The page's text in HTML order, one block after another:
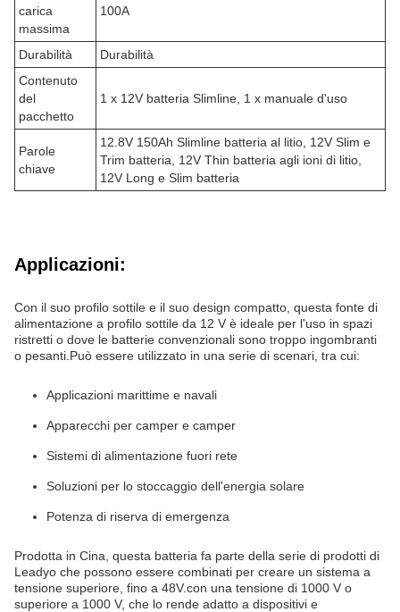
carica
massima
100A
Durabilità
Durabilità
Contenuto
del
pacchetto
1 x 12V batteria Slimline, 1 x manuale d'uso
Parole
chiave
12.8V 150Ah Slimline batteria al litio, 12V Slim e
Trim batteria, 12V Thin batteria agli ioni di litio,
12V Long e Slim batteria
Applicazioni:
Con il suo profilo sottile e il suo design compatto, questa fonte di
alimentazione a profilo sottile da 12 V è ideale per l'uso in spazi
ristretti o dove le batterie convenzionali sono troppo ingombranti
o pesanti.Può essere utilizzato in una serie di scenari, tra cui:
Applicazioni marittime e navali
Apparecchi per camper e camper
Sistemi di alimentazione fuori rete
Soluzioni per lo stoccaggio dell'energia solare
Potenza di riserva di emergenza
Prodotta in Cina, questa batteria fa parte della serie di prodotti di
Leadyo che possono essere combinati per creare un sistema a
tensione superiore, fino a 48V.con una tensione di 1000 V o
superiore a 1000 V, che lo rende adatto a dispositivi e